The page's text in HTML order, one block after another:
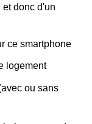
donc d'un
ce smartphone
logement
ou sans